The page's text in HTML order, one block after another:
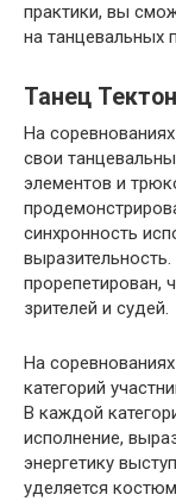
практики, вы
на танцевальных
Танец
На
свои
элементов и
синхронность
прорепетирован,
зрителей и судей.
На
категорий
В каждой
исполнение,
энергетику
уделяется